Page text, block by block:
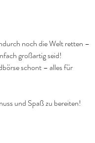
noch die Welt retten –
großartig seid!
schont – alles für
und Spaß zu bereiten!